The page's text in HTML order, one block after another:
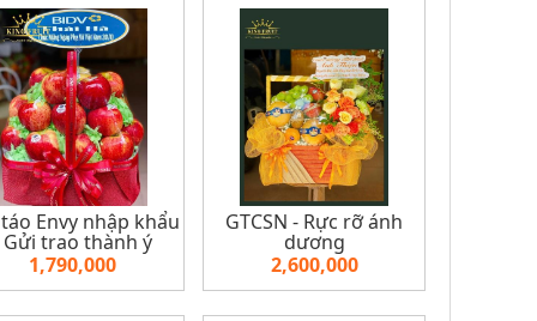
Envy nhập khẩu
Gửi trao thành ý
1,790,000
GTCSN - Rực rỡ ánh
dương
2,600,000